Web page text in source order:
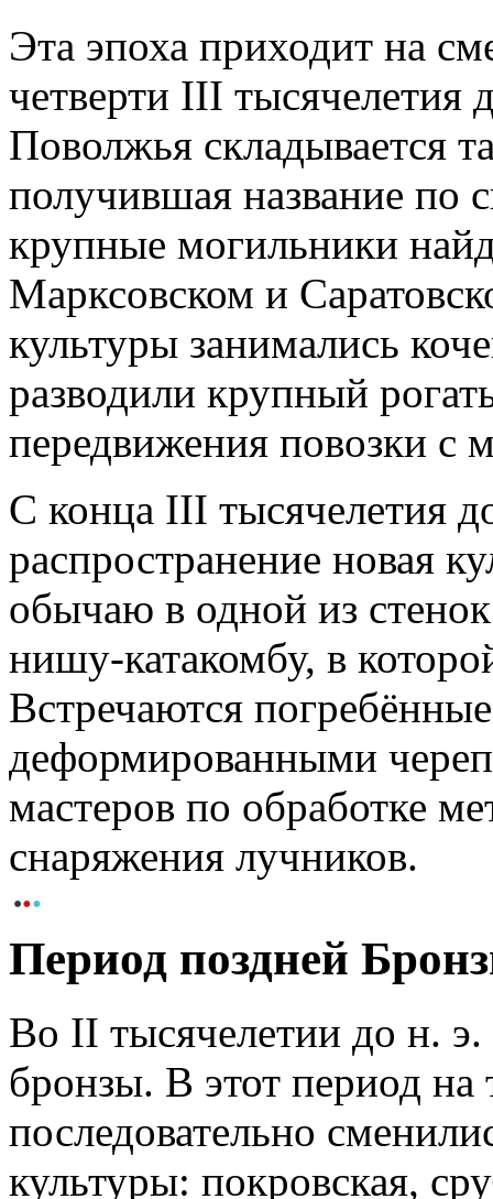
Эта эпоха приходит на
четверти III
Поволжья складывается
получившая название по
крупные могильники
Марксовском и
культуры занимались
разводили крупный
передвижения повозки с
С конца III тысячелетия
распространение новая
обычаю в одной из
нишу-катакомбу, в
Встречаются
деформированными
мастеров по обработке
снаряжения лучников.
Период поздней
Во II тысячелетии до н. э.
бронзы. В этот период на
последовательно
культуры: покровская,